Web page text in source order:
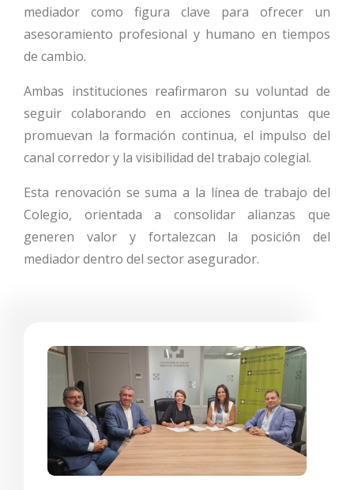
mediador como figura clave para ofrecer un
asesoramiento profesional y humano en tiempos
de cambio.
Ambas instituciones reafirmaron su voluntad de
seguir colaborando en acciones conjuntas que
promuevan la formación continua, el impulso del
canal corredor y la visibilidad del trabajo colegial.
Esta renovación se suma a la línea de trabajo del
Colegio, orientada a consolidar alianzas que
generen valor y fortalezcan la posición del
mediador dentro del sector asegurador.